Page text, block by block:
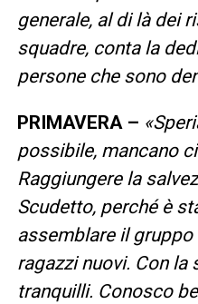
generale, al di là dei
squadre, conta la
persone che sono
PRIMAVERA –
possibile, mancano
Raggiungere la
Scudetto, perché è
assemblare il
ragazzi nuovi. Con la
tranquilli. Conosco